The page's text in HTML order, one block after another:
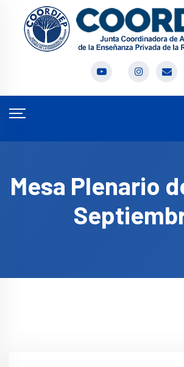
Mesa Plenario